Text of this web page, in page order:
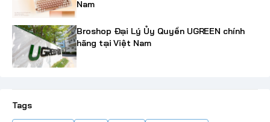
Nam
Broshop Đại Lý Ủy Quyền UGREEN chính
hãng tại Việt Nam
Tags